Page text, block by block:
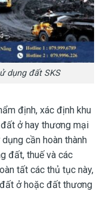
dụng đất SKS
định, xác định khu
ở hay thương mại
cần hoàn thành
đất, thuế và các
tất các thủ tục này,
ở hoặc đất thương